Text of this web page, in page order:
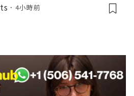
4小時前